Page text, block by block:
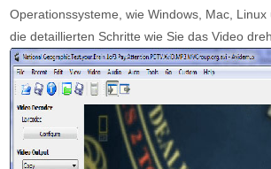
Operationssysteme, wie Windows, Mac, Linux
die detaillierten Schritte wie Sie das Video